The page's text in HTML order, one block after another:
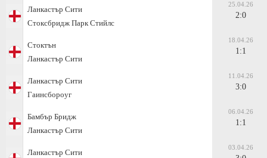
Ланкастър Сити
Стоксбридж Парк Стийлс
25.04.26
2:0
Стоктън
Ланкастър Сити
18.04.26
1:1
Ланкастър Сити
Гаинсбороуг
11.04.26
3:0
Бамбър Бридж
Ланкастър Сити
06.04.26
1:1
Ланкастър Сити
03.04.26